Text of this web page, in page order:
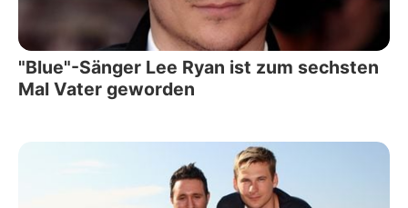
"Blue"-Sänger Lee Ryan ist zum sechsten
Mal Vater geworden